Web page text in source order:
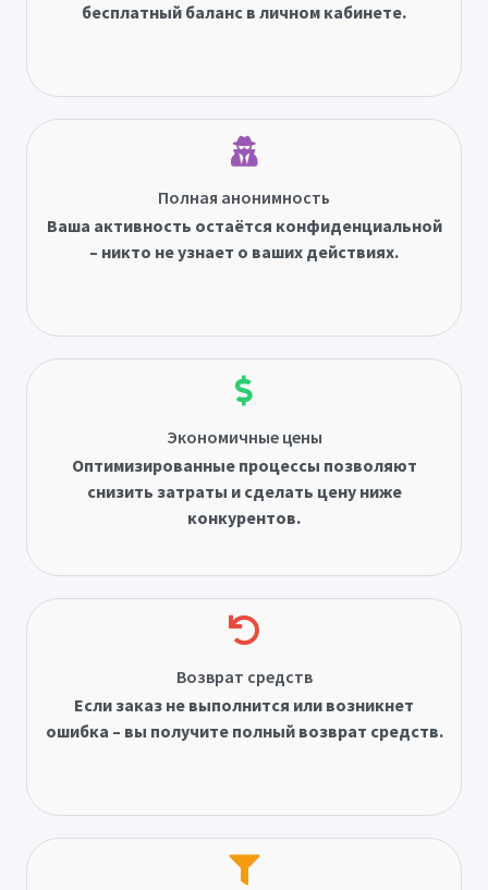
бесплатный баланс в личном кабинете.
Полная анонимность
Ваша активность остаётся конфиденциальной
– никто не узнает о ваших действиях.
Экономичные цены
Оптимизированные процессы позволяют
снизить затраты и сделать цену ниже
конкурентов.
Возврат средств
Если заказ не выполнится или возникнет
ошибка – вы получите полный возврат средств.